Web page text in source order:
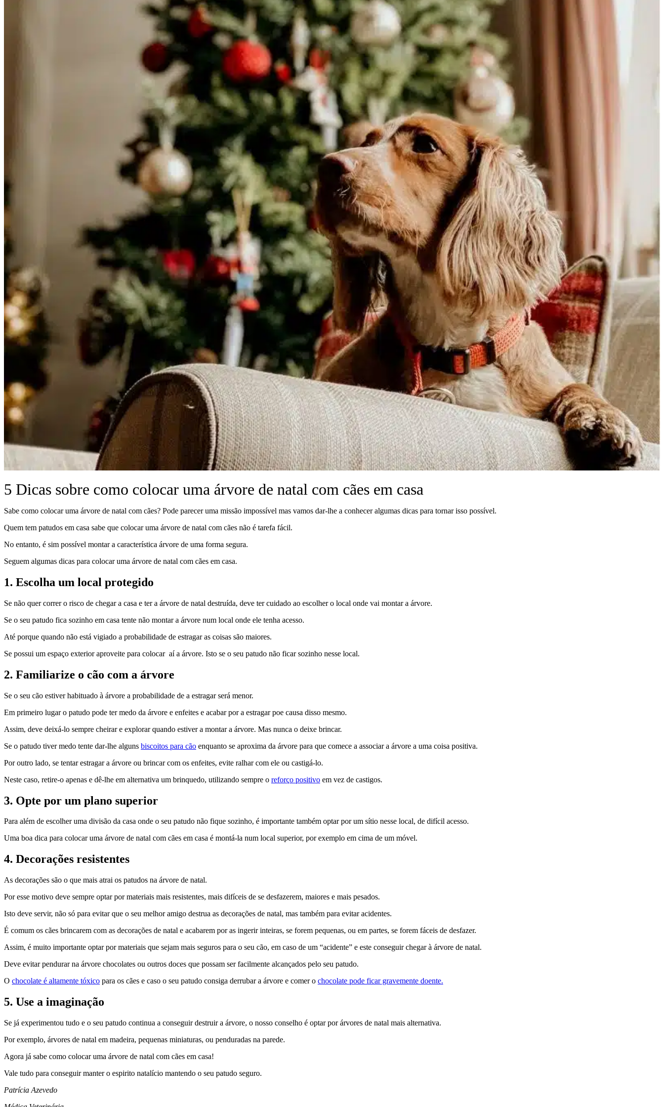
5 Dicas sobre como colocar uma árvore de natal com cães em casa
Sabe como colocar uma árvore de natal com cães? Pode parecer uma missão impossível mas vamos dar-lhe a conhecer algumas dicas para tornar isso possível.
Quem tem patudos em casa sabe que colocar uma árvore de natal com cães não é tarefa fácil.
No entanto, é sim possível montar a característica árvore de uma forma segura.
Seguem algumas dicas para colocar uma árvore de natal com cães em casa.
1. Escolha um local protegido
Se não quer correr o risco de chegar a casa e ter a árvore de natal destruída, deve ter cuidado ao escolher o local onde vai montar a árvore.
Se o seu patudo fica sozinho em casa tente não montar a árvore num local onde ele tenha acesso.
Até porque quando não está vigiado a probabilidade de estragar as coisas são maiores.
Se possui um espaço exterior aproveite para colocar aí a árvore. Isto se o seu patudo não ficar sozinho nesse local.
2. Familiarize o cão com a árvore
Se o seu cão estiver habituado à árvore a probabilidade de a estragar será menor.
Em primeiro lugar o patudo pode ter medo da árvore e enfeites e acabar por a estragar poe causa disso mesmo.
Assim, deve deixá-lo sempre cheirar e explorar quando estiver a montar a árvore. Mas nunca o deixe brincar.
Se o patudo tiver medo tente dar-lhe alguns biscoitos para cão enquanto se aproxima da árvore para que comece a associar a árvore a uma coisa positiva.
Por outro lado, se tentar estragar a árvore ou brincar com os enfeites, evite ralhar com ele ou castigá-lo.
Neste caso, retire-o apenas e dê-lhe em alternativa um brinquedo, utilizando sempre o reforço positivo em vez de castigos.
3. Opte por um plano superior
Para além de escolher uma divisão da casa onde o seu patudo não fique sozinho, é importante também optar por um sítio nesse local, de difícil acesso.
Uma boa dica para colocar uma árvore de natal com cães em casa é montá-la num local superior, por exemplo em cima de um móvel.
4. Decorações resistentes
As decorações são o que mais atrai os patudos na árvore de natal.
Por esse motivo deve sempre optar por materiais mais resistentes, mais difíceis de se desfazerem, maiores e mais pesados.
Isto deve servir, não só para evitar que o seu melhor amigo destrua as decorações de natal, mas também para evitar acidentes.
É comum os cães brincarem com as decorações de natal e acabarem por as ingerir inteiras, se forem pequenas, ou em partes, se forem fáceis de desfazer.
Assim, é muito importante optar por materiais que sejam mais seguros para o seu cão, em caso de um “acidente” e este conseguir chegar à árvore de natal.
Deve evitar pendurar na árvore chocolates ou outros doces que possam ser facilmente alcançados pelo seu patudo.
O chocolate é altamente tóxico para os cães e caso o seu patudo consiga derrubar a árvore e comer o chocolate pode ficar gravemente doente.
5. Use a imaginação
Se já experimentou tudo e o seu patudo continua a conseguir destruir a árvore, o nosso conselho é optar por árvores de natal mais alternativa.
Por exemplo, árvores de natal em madeira, pequenas miniaturas, ou penduradas na parede.
Agora já sabe como colocar uma árvore de natal com cães em casa!
Vale tudo para conseguir manter o espirito natalício mantendo o seu patudo seguro.
Patrícia Azevedo